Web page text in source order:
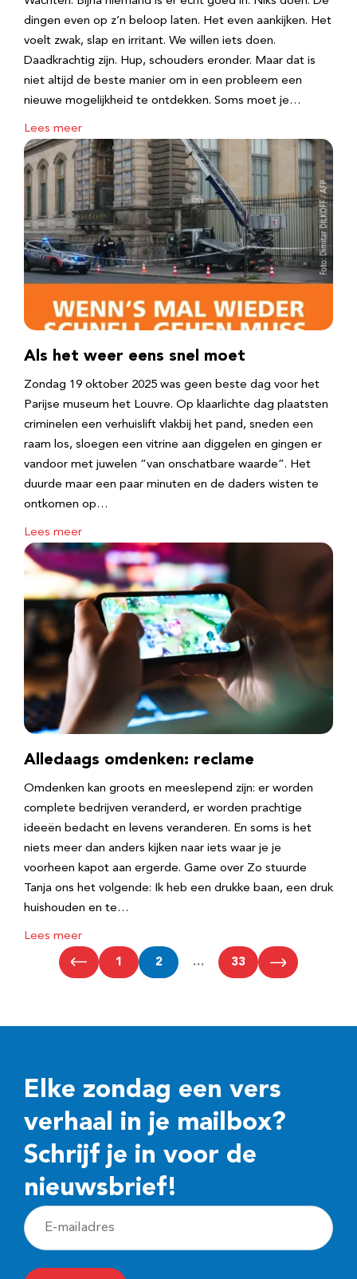
dingen even op z’n beloop laten. Het even aankijken. Het
voelt zwak, slap en irritant. We willen iets doen.
Daadkrachtig zijn. Hup, schouders eronder. Maar dat is
niet altijd de beste manier om in een probleem een
nieuwe mogelijkheid te ontdekken. Soms moet je…
Lees meer
Als het weer eens snel moet
Zondag 19 oktober 2025 was geen beste dag voor het
Parijse museum het Louvre. Op klaarlichte dag plaatsten
criminelen een verhuislift vlakbij het pand, sneden een
raam los, sloegen een vitrine aan diggelen en gingen er
vandoor met juwelen “van onschatbare waarde”. Het
duurde maar een paar minuten en de daders wisten te
ontkomen op…
Lees meer
Alledaags omdenken: reclame
Omdenken kan groots en meeslepend zijn: er worden
complete bedrijven veranderd, er worden prachtige
ideeën bedacht en levens veranderen. En soms is het
niets meer dan anders kijken naar iets waar je je
voorheen kapot aan ergerde. Game over Zo stuurde
Tanja ons het volgende: Ik heb een drukke baan, een druk
huishouden en te…
Lees meer
1 2 … 33
Elke zondag een vers
verhaal in je mailbox?
Schrijf je in voor de
nieuwsbrief!
E
-
m